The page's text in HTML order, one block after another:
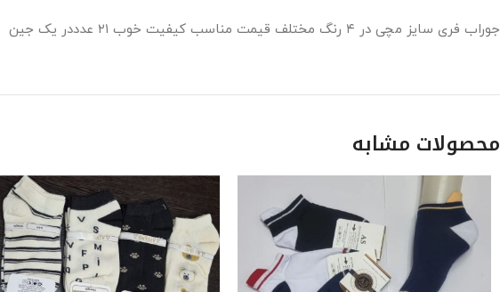
جوراب فری سایز مچی در ۴ رنگ مختلف قیمت مناسب کیفیت خوب ۲۱ عدددر یک جین
محصولات مشابه